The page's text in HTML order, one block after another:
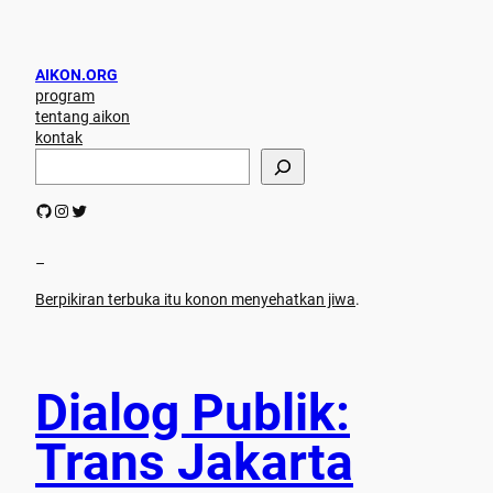
AIKON.ORG
program
tentang aikon
kontak
r
h
GitHub Instagram Twitter
–
Berpikiran terbuka itu konon menyehatkan jiwa.
Dialog Publik:
Trans Jakarta